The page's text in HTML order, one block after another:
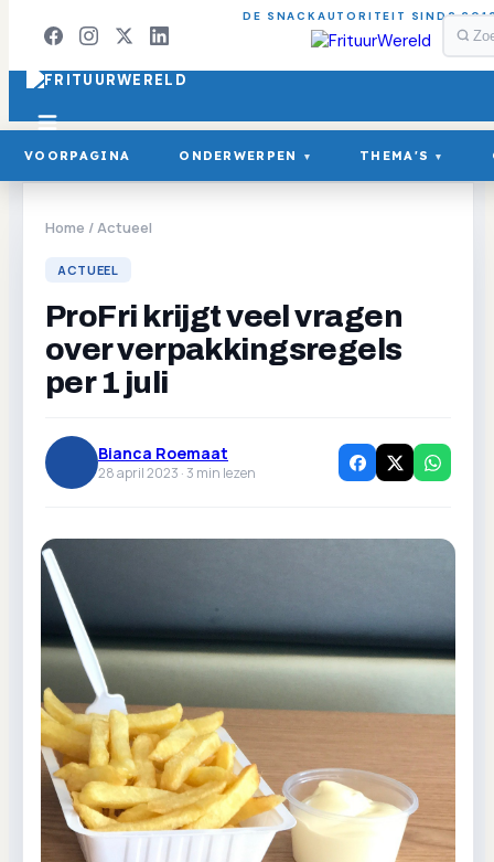
DE SNACKAUTORITEIT SINDS
VOORPAGINA ONDERWERPEN ▾ THEMA'S ▾
Home /Actueel
ACTUEEL
ProFri krijgt veel vragen
over verpakkingsregels
per 1 juli
Bianca Roemaat
28 april 2023 ·3 min lezen